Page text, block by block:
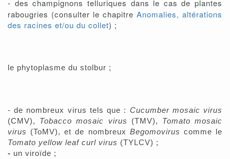
- des champignons telluriques dans le cas de plantes
rabougries (consulter le chapitre Anomalies, altérations
des racines et/ou du collet) ;
le phytoplasme du stolbur ;
- de nombreux virus tels que : Cucumber mosaic virus
(CMV), Tobacco mosaic virus (TMV), Tomato mosaic
virus (ToMV), et de nombreux Begomovirus comme le
Tomato yellow leaf curl virus (TYLCV) ;
- un viroïde ;